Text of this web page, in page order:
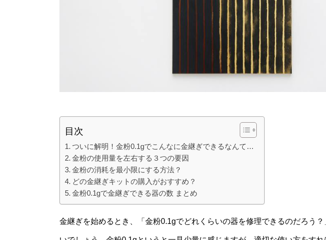
目次
ついに解明！金粉0.1gでこんなに金継ぎできるなんて…
金粉の使用量を左右する３つの要因
金粉の消耗を最小限にする方法？
どの金継ぎキットの購入がおすすめ？
金粉0.1gで金継ぎできる器の数 まとめ
金継ぎを始めるとき、「金粉0.1gでどれくらいの器を修理できるのだろう